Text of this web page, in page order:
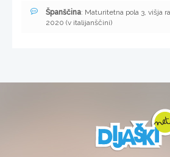
Španščina: Maturitetna pola 3, višja
2020 (v italijanščini)